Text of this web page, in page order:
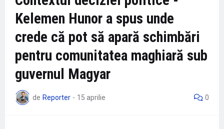
Kelemen Hunor a spus unde
crede că pot să apară schimbări
pentru comunitatea maghiară sub
guvernul Magyar
de Reporter - 15 aprilie 0